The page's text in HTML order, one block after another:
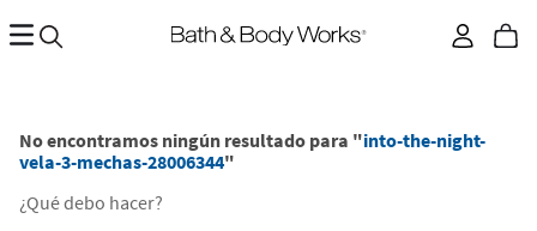
No encontramos ningún resultado para "into-the-night-
vela-3-mechas-28006344"
¿Qué debo hacer?